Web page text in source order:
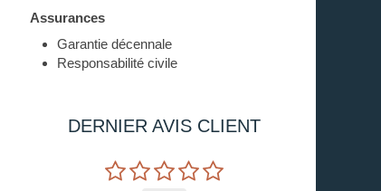
Assurances
Garantie décennale
Responsabilité civile
DERNIER AVIS CLIENT